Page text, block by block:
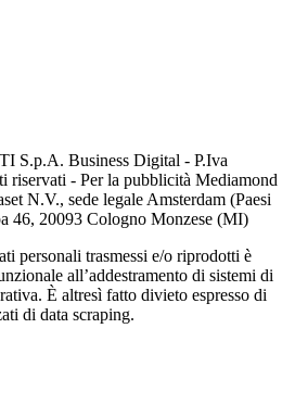
S.p.A. Business Digital - P.Iva
riservati - Per la pubblicità Mediamond
N.V., sede legale Amsterdam (Paesi
46, 20093 Cologno Monzese (MI)
personali trasmessi e/o riprodotti è
all’addestramento di sistemi di
È altresì fatto divieto espresso di
di data scraping.